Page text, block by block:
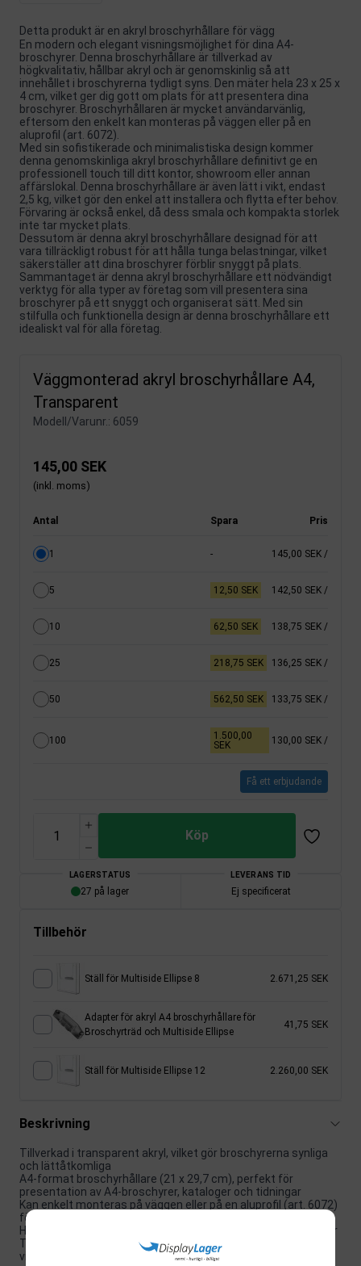
Detta produkt är en akryl broschyrhållare för vägg
En modern och elegant visningsmöjlighet för dina A4-
broschyrer. Denna broschyrhållare är tillverkad av
högkvalitativ, hållbar akryl och är genomskinlig så att
innehållet i broschyrerna tydligt syns. Den mäter hela 23 x 25 x
4 cm, vilket ger dig gott om plats för att presentera dina
broschyrer. Broschyrhållaren är mycket användarvänlig,
eftersom den enkelt kan monteras på väggen eller på en
aluprofil (art. 6072).
Med sin sofistikerade och minimalistiska design kommer
denna genomskinliga akryl broschyrhållare definitivt ge en
professionell touch till ditt kontor, showroom eller annan
affärslokal. Denna broschyrhållare är även lätt i vikt, endast
2,5 kg, vilket gör den enkel att installera och flytta efter behov.
Förvaring är också enkel, då dess smala och kompakta storlek
inte tar mycket plats.
Dessutom är denna akryl broschyrhållare designad för att
vara tillräckligt robust för att hålla tunga belastningar, vilket
säkerställer att dina broschyrer förblir snyggt på plats.
Sammantaget är denna akryl broschyrhållare ett nödvändigt
verktyg för alla typer av företag som vill presentera sina
broschyrer på ett snyggt och organiserat sätt. Med sin
stilfulla och funktionella design är denna broschyrhållare ett
idealiskt val för alla företag.
Väggmonterad akryl broschyrhållare A4,
Transparent
Modell/Varunr.: 6059
145,00 SEK
(inkl. moms)
Antal Spara Pris
1 - 145,00 SEK /
5 12,50 SEK 142,50 SEK /
10 62,50 SEK 138,75 SEK /
25 218,75 SEK 136,25 SEK /
50 562,50 SEK 133,75 SEK /
100
1.500,00
SEK
130,00 SEK /
Få ett erbjudande
Köp
LAGERSTATUS
27 på lager
LEVERANS TID
Ej specificerat
Tillbehör
Ställ för Multiside Ellipse 8 2.671,25 SEK
Adapter för akryl A4 broschyrhållare för
Broschyrträd och Multiside Ellipse
41,75 SEK
Ställ för Multiside Ellipse 12 2.260,00 SEK
Beskrivning
Tillverkad i transparent akryl, vilket gör broschyrerna synliga
och lättåtkomliga
A4-format broschyrhållare (21 x 29,7 cm), perfekt för
presentation av A4-broschyrer, kataloger och tidningar
Kan enkelt monteras på väggen eller på en aluprofil (art. 6072)
för mångsidig användning
Har en stilren och enkel design som passar in i alla inredningar
Totala dimensioner är 23 x 25 x 4 cm och väger endast 2,5 kg,
vilket gör den lätt att hantera och flytta runt.